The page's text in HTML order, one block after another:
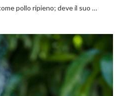
pollo ripieno; deve il suo …